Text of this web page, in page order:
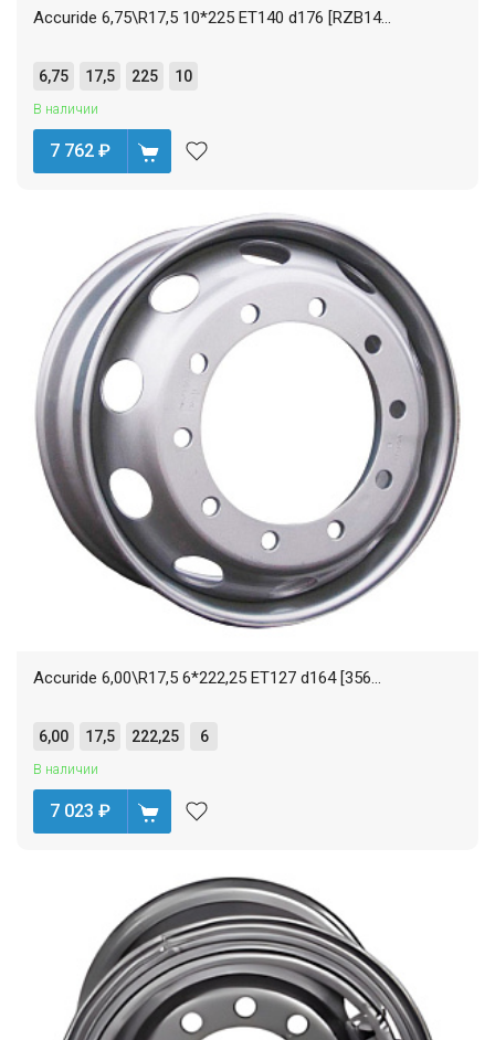
Accuride 6,75\R17,5 10*225 ET140 d176 [RZB14...
6,75 17,5 225 10
В наличии
7 762 ₽
Accuride 6,00\R17,5 6*222,25 ET127 d164 [356...
6,00 17,5 222,25 6
В наличии
7 023 ₽